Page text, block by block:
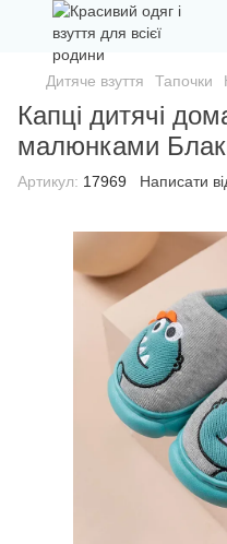
Дитяче взуття Тапочки
Капці дитячі
малюнками
Артикул: 17969 Написати